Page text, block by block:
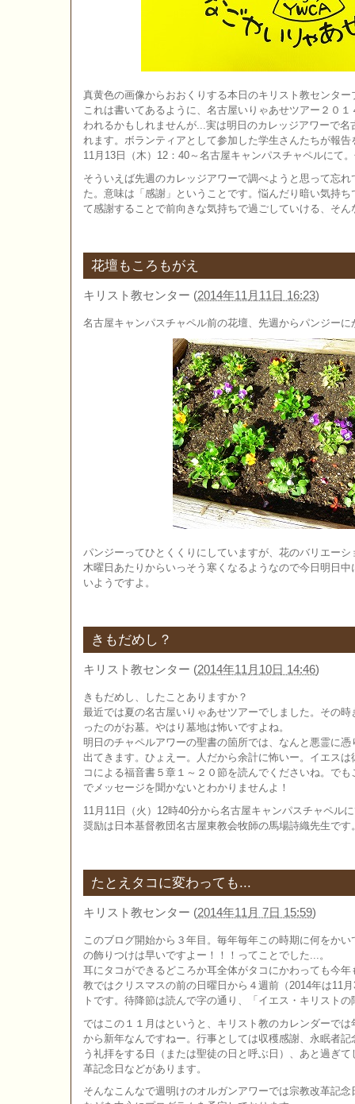
真黄色の画像からおおくりする本日のキリスト教センター
これは書いてあるように、名古屋いりゃあせツアー２０
われるかもしれませんが...実は明日のカレッジアワーで
れます。ボランティアとして参加した学生さんたちが報告
11月13日（木）12：40～名古屋キャンパスチャペルにて
そういえば先週のカレッジアワーで調べようと思って忘
た。意味は「感謝」ということです。悩んだり暗い気持
て感謝することで前向きな気持ちで過ごしていける、そん
花壇もころもがえ
キリスト教センター (2014年11月11日 16:23)
名古屋キャンパスチャペル前の花壇、先週からパンジーに
パンジーってひとくくりにしていますが、花のバリエー
木曜日あたりからいっそう寒くなるようなので今日明日
いようですよ。
きもだめし？
キリスト教センター (2014年11月10日 14:46)
きもだめし、したことありますか？
最近では夏の名古屋いりゃあせツアーでしました。その
ったのがお墓。やはり墓地は怖いですよね。
明日のチャペルアワーの聖書の箇所では、なんと悪霊に
出てきます。ひょえー。人だから余計に怖いー。イエス
コによる福音書５章１～２０節を読んでくださいね。で
でメッセージを聞かないとわかりませんよ！
11月11日（火）12時40分から名古屋キャンパスチャペル
奨励は日本基督教団名古屋東教会牧師の馬場詩織先生です
たとえタコに変わっても...
キリスト教センター (2014年11月 7日 15:59)
このブログ開始から３年目。毎年毎年この時期に何をか
の飾りつけは早いですよー！！！ってことでした...。
耳にタコができるどころか耳全体がタコにかわっても今
教ではクリスマスの前の日曜日から４週前（2014年は11
トです。待降節は読んで字の通り、「イエス・キリスト
ではこの１１月はというと、キリスト教のカレンダーで
から新年なんですねー。行事としては収穫感謝、永眠者
う礼拝をする日（または聖徒の日と呼ぶ日）、あと過ぎ
革記念日などがあります。
そんなこんなで週明けのオルガンアワーでは宗教改革記